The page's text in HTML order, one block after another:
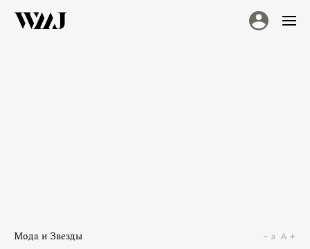
Мода и Звезды a A